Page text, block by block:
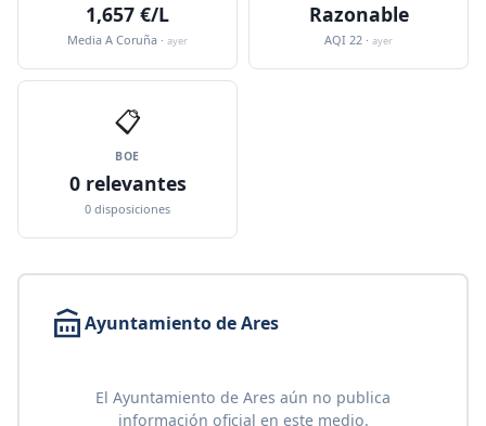
1,657 €/L
Media A Coruña · ayer
Razonable
AQI 22 · ayer
📋
BOE
0 relevantes
0 disposiciones
Ayuntamiento de Ares
El Ayuntamiento de Ares aún no publica
información oficial en este medio.